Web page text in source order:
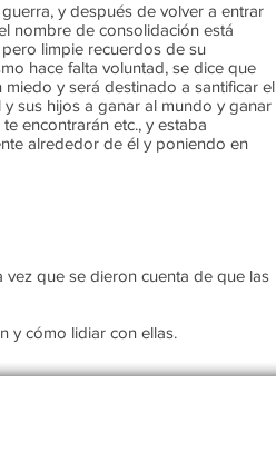
y después de volver a entrar
nombre de consolidación está
limpie recuerdos de su
hace falta voluntad, se dice que
y será destinado a santificar el
sus hijos a ganar al mundo y ganar
encontrarán etc., y estaba
alrededor de él y poniendo en
que se dieron cuenta de que las
y cómo lidiar con ellas.